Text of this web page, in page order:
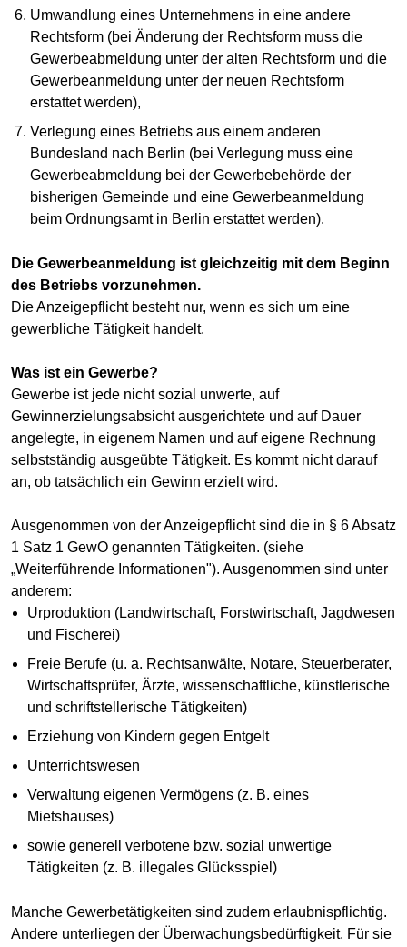
Umwandlung eines Unternehmens in eine andere
Rechtsform (bei Änderung der Rechtsform muss die
Gewerbeabmeldung unter der alten Rechtsform und die
Gewerbeanmeldung unter der neuen Rechtsform
erstattet werden),
Verlegung eines Betriebs aus einem anderen
Bundesland nach Berlin (bei Verlegung muss eine
Gewerbeabmeldung bei der Gewerbebehörde der
bisherigen Gemeinde und eine Gewerbeanmeldung
beim Ordnungsamt in Berlin erstattet werden).
Die Gewerbeanmeldung ist gleichzeitig mit dem Beginn
des Betriebs vorzunehmen.
Die Anzeigepflicht besteht nur, wenn es sich um eine
gewerbliche Tätigkeit handelt.
Was ist ein Gewerbe?
Gewerbe ist jede nicht sozial unwerte, auf
Gewinnerzielungsabsicht ausgerichtete und auf Dauer
angelegte, in eigenem Namen und auf eigene Rechnung
selbstständig ausgeübte Tätigkeit. Es kommt nicht darauf
an, ob tatsächlich ein Gewinn erzielt wird.
Ausgenommen von der Anzeigepflicht sind die in § 6 Absatz
1 Satz 1 GewO genannten Tätigkeiten. (siehe
„Weiterführende Informationen"). Ausgenommen sind unter
anderem:
Urproduktion (Landwirtschaft, Forstwirtschaft, Jagdwesen
und Fischerei)
Freie Berufe (u. a. Rechtsanwälte, Notare, Steuerberater,
Wirtschaftsprüfer, Ärzte, wissenschaftliche, künstlerische
und schriftstellerische Tätigkeiten)
Erziehung von Kindern gegen Entgelt
Unterrichtswesen
Verwaltung eigenen Vermögens (z. B. eines
Mietshauses)
sowie generell verbotene bzw. sozial unwertige
Tätigkeiten (z. B. illegales Glücksspiel)
Manche Gewerbetätigkeiten sind zudem erlaubnispflichtig.
Andere unterliegen der Überwachungsbedürftigkeit. Für sie